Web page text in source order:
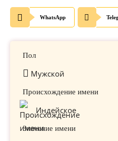
WhatsApp
Пол
Мужской
Происхождение имени
Индейское
Значение имени